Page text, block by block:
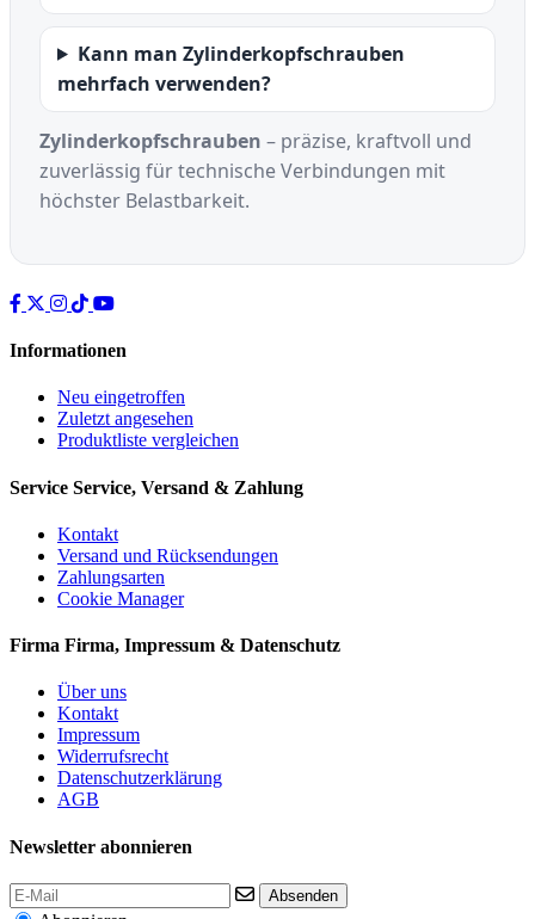
Kann man Zylinderkopfschrauben
mehrfach verwenden?
Zylinderkopfschrauben – präzise, kraftvoll und
zuverlässig für technische Verbindungen mit
höchster Belastbarkeit.
Informationen
Neu eingetroffen
Zuletzt angesehen
Produktliste vergleichen
Service Service, Versand & Zahlung
Kontakt
Versand und Rücksendungen
Zahlungsarten
Cookie Manager
Firma Firma, Impressum & Datenschutz
Über uns
Kontakt
Impressum
Widerrufsrecht
Datenschutzerklärung
AGB
Newsletter abonnieren
Absenden